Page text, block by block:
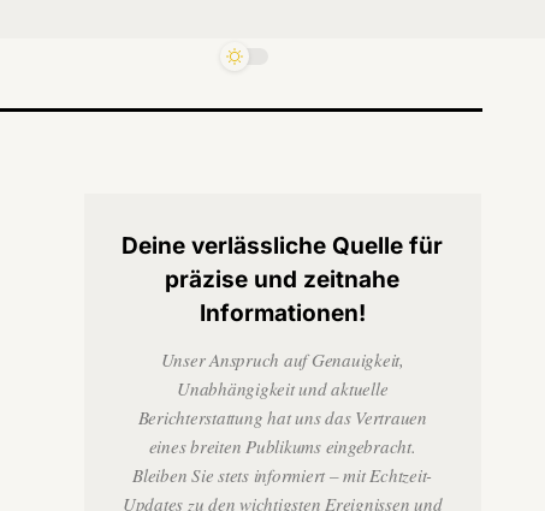
Deine verlässliche Quelle für
präzise und zeitnahe
Informationen!
Unser Anspruch auf Genauigkeit,
Unabhängigkeit und aktuelle
Berichterstattung hat uns das Vertrauen
eines breiten Publikums eingebracht.
Bleiben Sie stets informiert – mit Echtzeit-
Updates zu den wichtigsten Ereignissen und